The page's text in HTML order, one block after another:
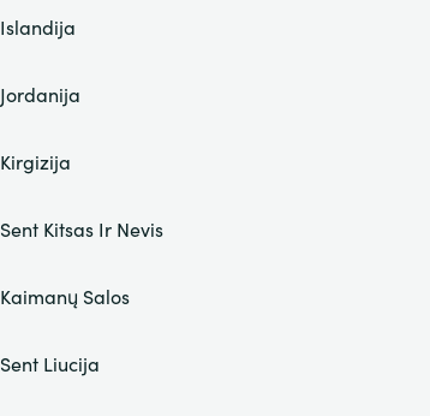
Islandija
Jordanija
Kirgizija
Sent Kitsas Ir Nevis
Kaimanų Salos
Sent Liucija